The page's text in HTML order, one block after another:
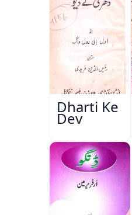
Dharti Ke
Dev